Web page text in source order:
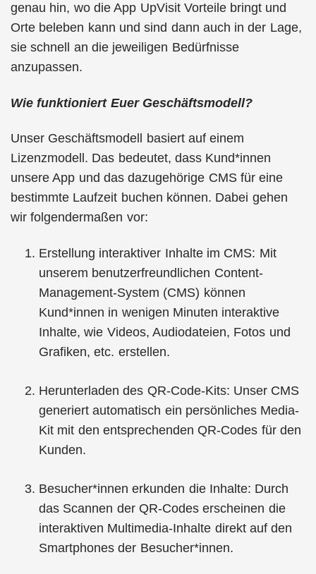
genau hin, wo die App UpVisit Vorteile bringt und
Orte beleben kann und sind dann auch in der Lage,
sie schnell an die jeweiligen Bedürfnisse
anzupassen.
Wie funktioniert Euer Geschäftsmodell?
Unser Geschäftsmodell basiert auf einem
Lizenzmodell. Das bedeutet, dass Kund*innen
unsere App und das dazugehörige CMS für eine
bestimmte Laufzeit buchen können. Dabei gehen
wir folgendermaßen vor:
Erstellung interaktiver Inhalte im CMS: Mit
unserem benutzerfreundlichen Content-
Management-System (CMS) können
Kund*innen in wenigen Minuten interaktive
Inhalte, wie Videos, Audiodateien, Fotos und
Grafiken, etc. erstellen.
Herunterladen des QR-Code-Kits: Unser CMS
generiert automatisch ein persönliches Media-
Kit mit den entsprechenden QR-Codes für den
Kunden.
Besucher*innen erkunden die Inhalte: Durch
das Scannen der QR-Codes erscheinen die
interaktiven Multimedia-Inhalte direkt auf den
Smartphones der Besucher*innen.